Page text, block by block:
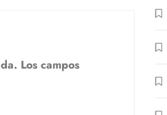
Los campos